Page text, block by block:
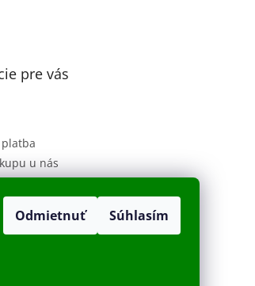
Odmietnuť Súhlasím
pre vás
u nás
údajov